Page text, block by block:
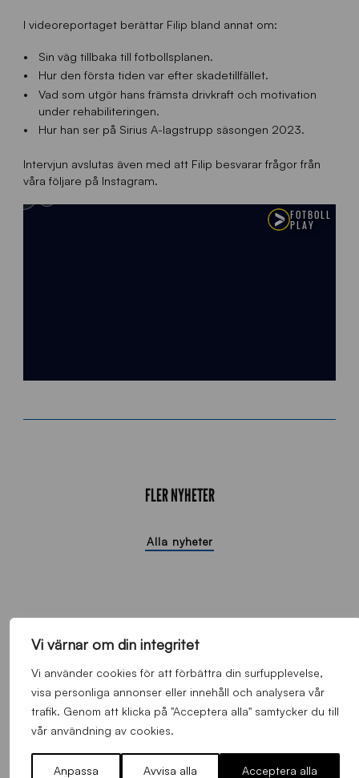
Vi värnar om din integritet
Vi använder cookies för att förbättra din surfupplevelse,
visa personliga annonser eller innehåll och analysera vår
trafik. Genom att klicka på "Acceptera alla" samtycker du till
vår användning av cookies.
Anpassa Avvisa alla Acceptera alla
I videoreportaget berättar Filip bland annat om:
Sin väg tillbaka till fotbollsplanen.
Hur den första tiden var efter skadetillfället.
Vad som utgör hans främsta drivkraft och motivation
under rehabiliteringen.
Hur han ser på Sirius A-lagstrupp säsongen 2023.
Intervjun avslutas även med att Filip besvarar frågor från
våra följare på Instagram.
FLER NYHETER
Alla nyheter